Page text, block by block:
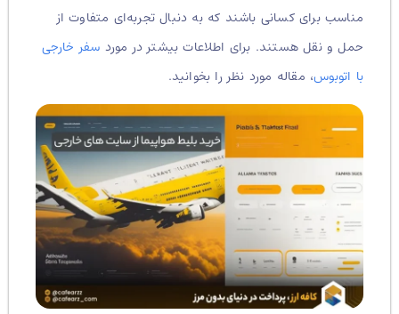
مناسب برای کسانی باشند که به دنبال تجربه‌ای متفاوت از
حمل و نقل هستند. برای اطلاعات بیشتر در مورد سفر خارجی
با اتوبوس، مقاله مورد نظر را بخوانید.